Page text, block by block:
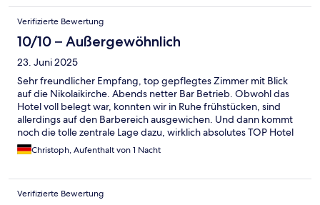
Verifizierte Bewertung
10/10 – Außergewöhnlich
23. Juni 2025
Sehr freundlicher Empfang, top gepflegtes Zimmer mit Blick
auf die Nikolaikirche. Abends netter Bar Betrieb. Obwohl das
Hotel voll belegt war, konnten wir in Ruhe frühstücken, sind
allerdings auf den Barbereich ausgewichen. Und dann kommt
noch die tolle zentrale Lage dazu, wirklich absolutes TOP Hotel
in Leipzig.
Christoph, Aufenthalt von 1 Nacht
Verifizierte Bewertung